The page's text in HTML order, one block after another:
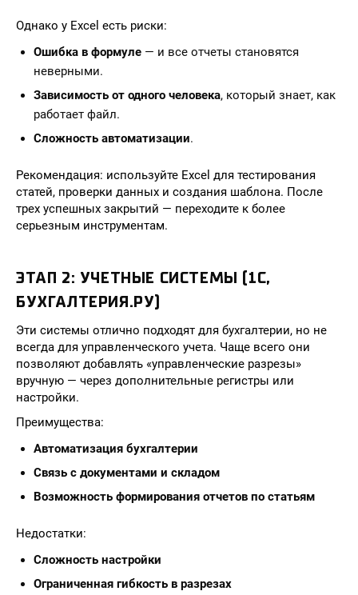
Однако у Excel есть риски:
Ошибка в формуле — и все отчеты становятся
неверными.
Зависимость от одного человека, который знает, как
работает файл.
Сложность автоматизации.
Рекомендация: используйте Excel для тестирования
статей, проверки данных и создания шаблона. После
трех успешных закрытий — переходите к более
серьезным инструментам.
ЭТАП 2: УЧЕТНЫЕ СИСТЕМЫ (1С,
БУХГАЛТЕРИЯ.РУ)
Эти системы отлично подходят для бухгалтерии, но не
всегда для управленческого учета. Чаще всего они
позволяют добавлять «управленческие разрезы»
вручную — через дополнительные регистры или
настройки.
Преимущества:
Автоматизация бухгалтерии
Связь с документами и складом
Возможность формирования отчетов по статьям
Недостатки:
Сложность настройки
Ограниченная гибкость в разрезах